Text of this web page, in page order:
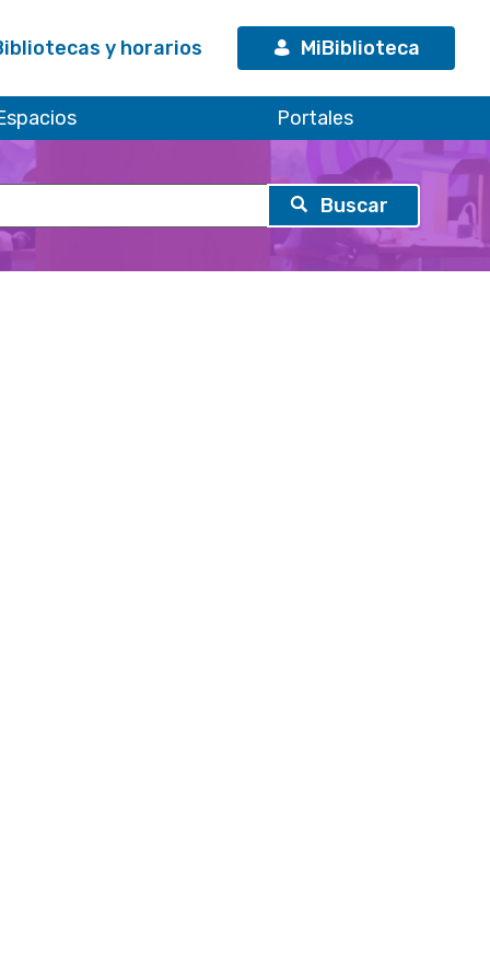
y horarios MiBiblioteca
Portales